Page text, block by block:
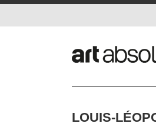
LOUIS-